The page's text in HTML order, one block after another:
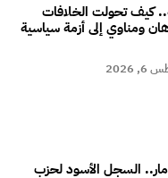
كيف تحولت الخلافات
ومناوي إلى أزمة سياسية
2026
السجل الأسود لحزب